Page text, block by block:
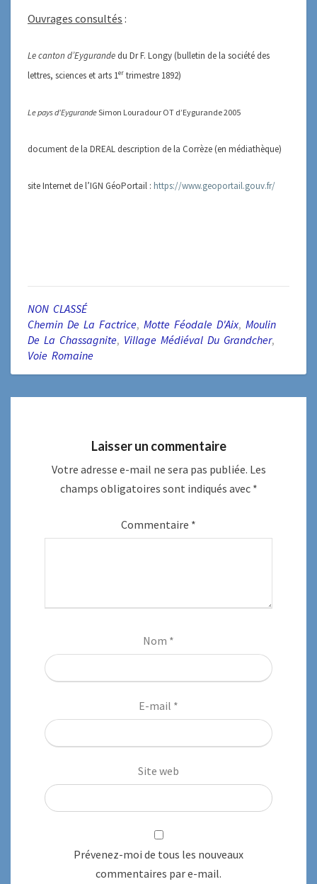
Ouvrages consultés :
Le canton d’Eygurande du Dr F. Longy (bulletin de la société des
lettres, sciences et arts 1er trimestre 1892)
Le pays d’EygurandeSimon Louradour OT d’Eygurande 2005
document de la DREAL description de la Corrèze (en médiathèque)
site Internet de l’IGN GéoPortail : https://www.geoportail.gouv.fr/
NON CLASSÉ
Chemin De La Factrice, Motte Féodale D'Aix, Moulin
De La Chassagnite, Village Médiéval Du Grandcher,
Voie Romaine
Laisser un commentaire
Votre adresse e-mail ne sera pas publiée. Les
champs obligatoires sont indiqués avec *
Commentaire *
Nom *
E-mail *
Site web
Prévenez-moi de tous les nouveaux
commentaires par e-mail.